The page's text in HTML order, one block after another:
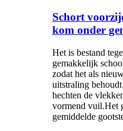
Schort
kom onder
Het is bestand
gemakkelijk
zodat het als
uitstraling
hechten de
vormend vuil.Het
gemiddelde